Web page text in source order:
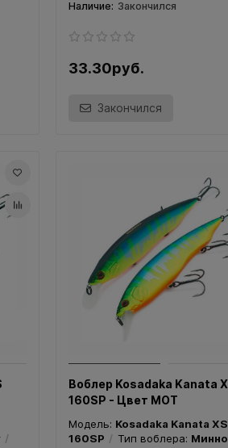
0.8
Воблер TsuYoki CHANCE
Закончился
Закончился
33.30руб.
Закончился
Воблер Kosadaka Kanata
160SP - Цвет MOT
Модель: Kosadaka Kanata XS
160SP
Тип воблера: